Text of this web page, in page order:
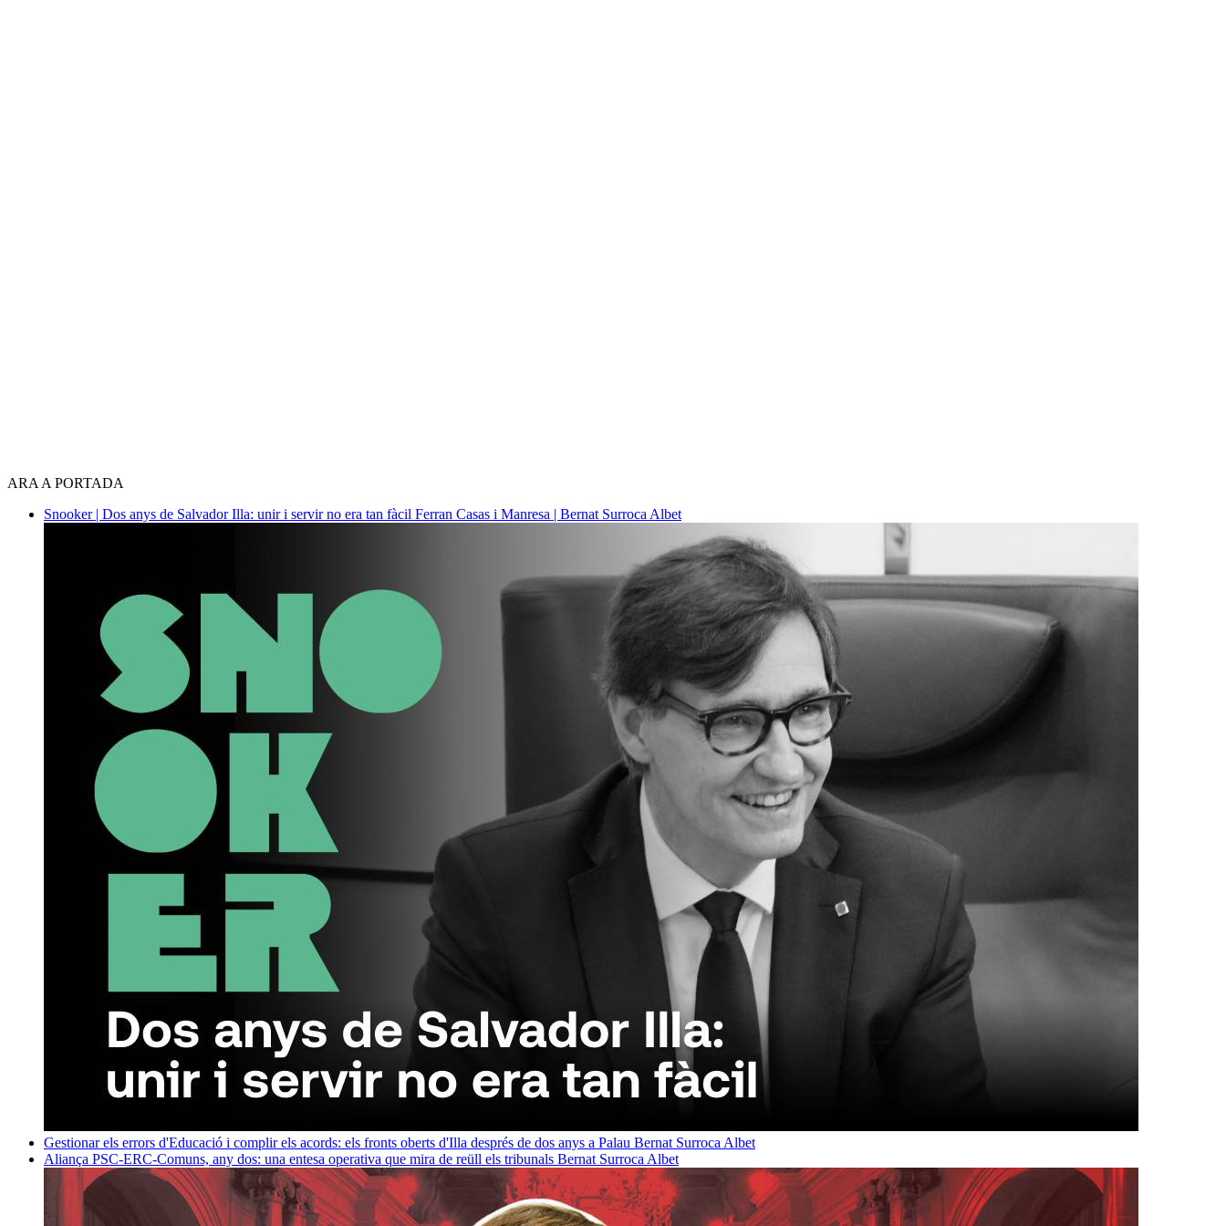
ARA A PORTADA
Snooker | Dos anys de Salvador Illa: unir i servir no era tan fàcil Ferran Casas i Manresa | Bernat Surroca Albet
Gestionar els errors d'Educació i complir els acords: els fronts oberts d'Illa després de dos anys a Palau Bernat Surroca Albet
Aliança PSC-ERC-Comuns, any dos: una entesa operativa que mira de reüll els tribunals Bernat Surroca Albet